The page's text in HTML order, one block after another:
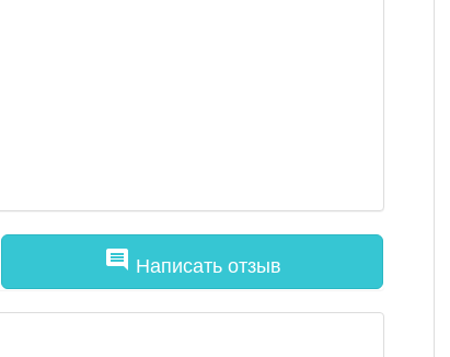
comment Написать отзыв